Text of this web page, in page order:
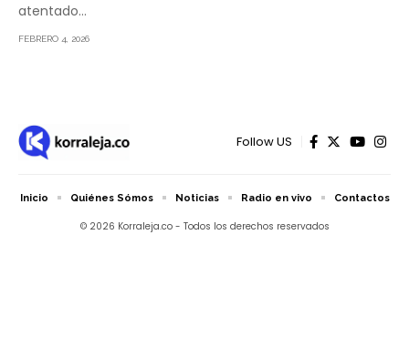
atentado…
FEBRERO 4, 2026
Follow US
© 2026 Korraleja.co - Todos los derechos reservados
Inicio Quiénes Sómos Noticias Radio en vivo Contactos